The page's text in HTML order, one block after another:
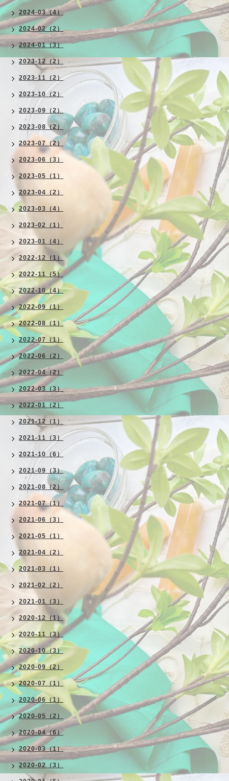
2024-03（4）
2024-02（2）
2024-01（3）
2023-12（2）
2023-11（2）
2023-10（2）
2023-09（2）
2023-08（2）
2023-07（2）
2023-06（3）
2023-05（1）
2023-04（2）
2023-03（4）
2023-02（1）
2023-01（4）
2022-12（1）
2022-11（5）
2022-10（4）
2022-09（1）
2022-08（1）
2022-07（1）
2022-06（2）
2022-04（2）
2022-03（3）
2022-01（2）
2021-12（1）
2021-11（3）
2021-10（6）
2021-09（3）
2021-08（2）
2021-07（1）
2021-06（3）
2021-05（1）
2021-04（2）
2021-03（1）
2021-02（2）
2021-01（3）
2020-12（1）
2020-11（3）
2020-10（3）
2020-09（2）
2020-07（1）
2020-06（1）
2020-05（2）
2020-04（6）
2020-03（1）
2020-02（3）